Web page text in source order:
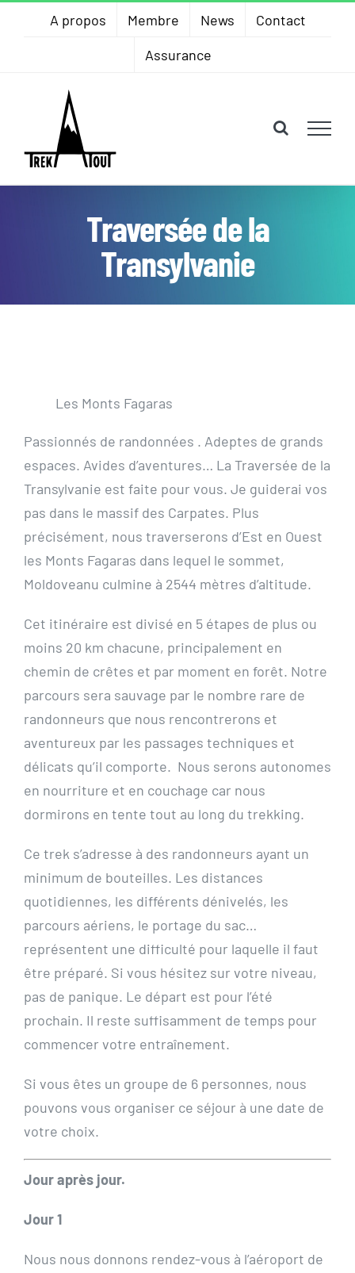
A propos Membre News
Contact
Assurance
Traversée de la
Transylvanie
Les Monts Fagaras
Passionnés de randonnées . Adeptes de grands
espaces. Avides d’aventures… La Traversée de la
Transylvanie est faite pour vous. Je guiderai vos
pas dans le massif des Carpates. Plus
précisément, nous traverserons d’Est en Ouest
les Monts Fagaras dans lequel le sommet,
Moldoveanu culmine à 2544 mètres d’altitude.
Cet itinéraire est divisé en 5 étapes de plus ou
moins 20 km chacune, principalement en
chemin de crêtes et par moment en forêt. Notre
parcours sera sauvage par le nombre rare de
randonneurs que nous rencontrerons et
aventureux par les passages techniques et
délicats qu’il comporte. Nous serons autonomes
en nourriture et en couchage car nous
dormirons en tente tout au long du trekking.
Ce trek s’adresse à des randonneurs ayant un
minimum de bouteilles. Les distances
quotidiennes, les différents dénivelés, les
parcours aériens, le portage du sac…
représentent une difficulté pour laquelle il faut
être préparé. Si vous hésitez sur votre niveau,
pas de panique. Le départ est pour l’été
prochain. Il reste suffisamment de temps pour
commencer votre entraînement.
Si vous êtes un groupe de 6 personnes, nous
pouvons vous organiser ce séjour à une date de
votre choix.
Jour après jour.
Jour 1
Nous nous donnons rendez-vous à l’aéroport de